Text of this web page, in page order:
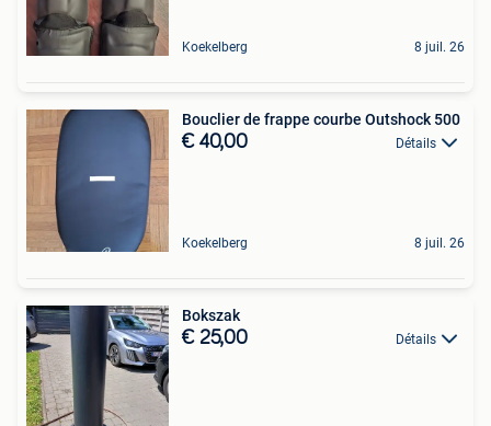
Koekelberg 8 juil. 26
Bouclier de frappe courbe Outshock 500
€ 40,00 Détails
Koekelberg 8 juil. 26
Bokszak
€ 25,00 Détails